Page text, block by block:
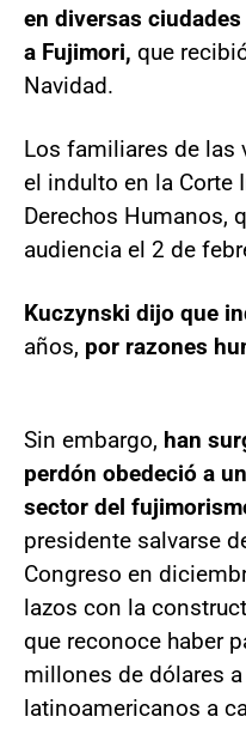
en diversas
a Fujimori, que
Navidad.
Los familiares de las
el indulto en la Corte
Derechos Humanos,
audiencia el 2 de
Kuczynski dijo que
años, por razones
Sin embargo, han
perdón obedeció a
sector del
presidente salvarse
Congreso en
lazos con la
que reconoce haber
millones de dólares
latinoamericanos a